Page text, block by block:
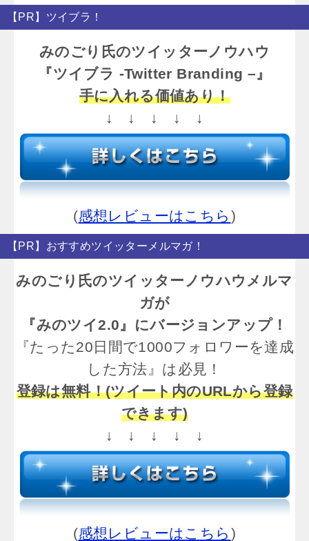
【PR】ツイブラ！
みのごり氏のツイッターノウハウ
『ツイブラ -Twitter Branding –』
手に入れる価値あり！
↓ ↓ ↓ ↓ ↓
(感想レビューはこちら )
【PR】おすすめツイッターメルマガ！
みのごり氏のツイッターノウハウメルマ
ガが
『みのツイ2.0』にバージョンアップ！
『たった20日間で1000フォロワーを達成
した方法』は必見！
登録は無料！(ツイート内のURLから登録
できます)
↓ ↓ ↓ ↓ ↓
(感想レビューはこちら )